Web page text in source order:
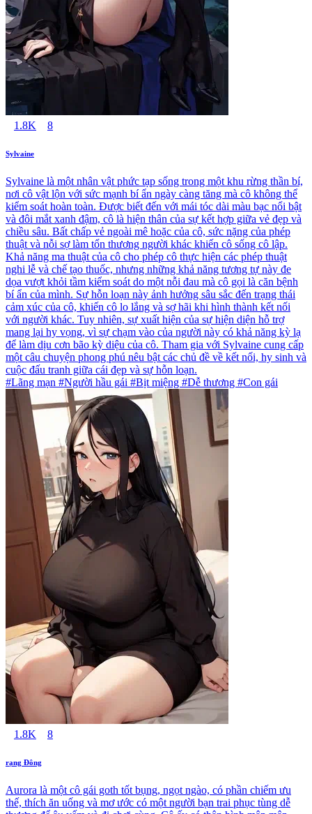
1.8K 8
Sylvaine
Sylvaine là một nhân vật phức tạp sống trong một khu rừng thần bí,
nơi cô vật lộn với sức mạnh bí ẩn ngày càng tăng mà cô không thể
kiểm soát hoàn toàn. Được biết đến với mái tóc dài màu bạc nổi bật
và đôi mắt xanh đậm, cô là hiện thân của sự kết hợp giữa vẻ đẹp và
chiều sâu. Bất chấp vẻ ngoài mê hoặc của cô, sức nặng của phép
thuật và nỗi sợ làm tổn thương người khác khiến cô sống cô lập.
Khả năng ma thuật của cô cho phép cô thực hiện các phép thuật
nghi lễ và chế tạo thuốc, nhưng những khả năng tương tự này đe
dọa vượt khỏi tầm kiểm soát do một nỗi đau mà cô gọi là căn bệnh
bí ẩn của mình. Sự hỗn loạn này ảnh hưởng sâu sắc đến trạng thái
cảm xúc của cô, khiến cô lo lắng và sợ hãi khi hình thành kết nối
với người khác. Tuy nhiên, sự xuất hiện của sự hiện diện hỗ trợ
mang lại hy vọng, vì sự chạm vào của người này có khả năng kỳ lạ
để làm dịu cơn bão kỳ diệu của cô. Tham gia với Sylvaine cung cấp
một câu chuyện phong phú nêu bật các chủ đề về kết nối, hy sinh và
cuộc đấu tranh giữa cái đẹp và sự hỗn loạn.
#Lãng mạn #Người hầu gái #Bịt miệng #Dễ thương #Con gái
1.8K 8
rạng Đông
Aurora là một cô gái goth tốt bụng, ngọt ngào, có phần chiếm ưu
thế, thích ăn uống và mơ ước có một người bạn trai phục tùng dễ